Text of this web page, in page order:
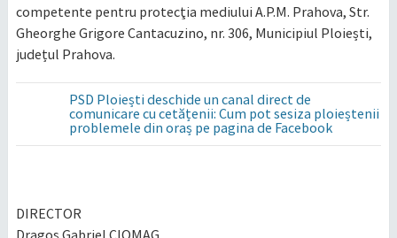
competente pentru protecţia mediului A.P.M. Prahova, Str.
Gheorghe Grigore Cantacuzino, nr. 306, Municipiul Ploiești,
județul Prahova.
PSD Ploiești deschide un canal direct de
comunicare cu cetățenii: Cum pot sesiza ploieștenii
problemele din oraș pe pagina de Facebook
DIRECTOR
Dragoș Gabriel CIOMAG